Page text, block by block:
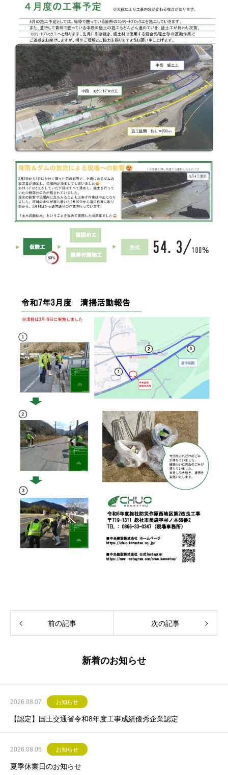
前の記事 次の記事
新着のお知らせ
2026.08.07 お知らせ
【認定】国土交通省令和8年度工事成績優秀企業認定
2026.08.05 お知らせ
夏季休業日のお知らせ